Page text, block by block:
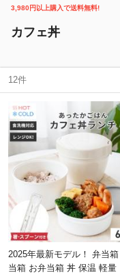
3,980円以上購入で送料無料!
カフェ丼
12件
2025年最新モデル！ 弁当
当箱 お弁当箱 丼 保温 軽量
除外ワード
除外ワード